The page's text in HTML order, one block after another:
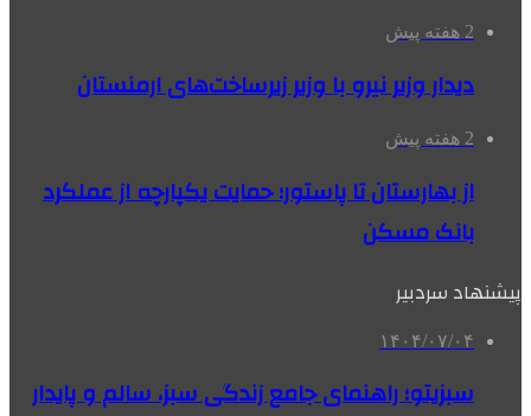
2 هفته پیش
دیدار وزیر نیرو با وزیر زیرساخت‌های ارمنستان
2 هفته پیش
از بهارستان تا پاستور؛ حمایت یکپارچه از عملکرد
بانک مسکن
پیشنهاد سردبیر
۱۴۰۴/۰۷/۰۴
سبزیتو؛ راهنمای جامع زندگی سبز، سالم و پایدار